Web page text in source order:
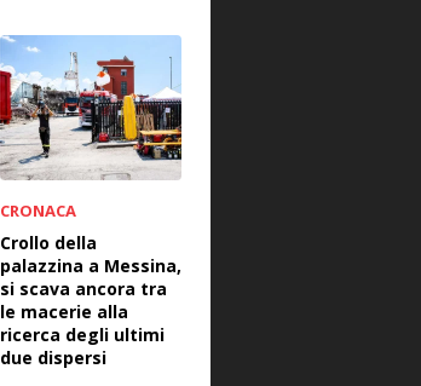
CRONACA
Crollo della
palazzina a Messina,
si scava ancora tra
le macerie alla
ricerca degli ultimi
due dispersi